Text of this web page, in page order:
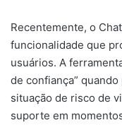
Recentemente, o
funcionalidade que
usuários. A
de confiança”
situação de risco de
suporte em